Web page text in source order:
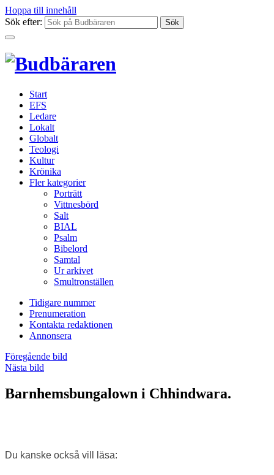
Hoppa till innehåll
Sök efter:
Start
EFS
Ledare
Lokalt
Globalt
Teologi
Kultur
Krönika
Fler kategorier
Porträtt
Vittnesbörd
Salt
BIAL
Psalm
Bibelord
Samtal
Ur arkivet
Smultronställen
Tidigare nummer
Prenumeration
Kontakta redaktionen
Annonsera
Föregående bild
Nästa bild
Barnhemsbungalown i Chhindwara.
Du kanske också vill läsa: